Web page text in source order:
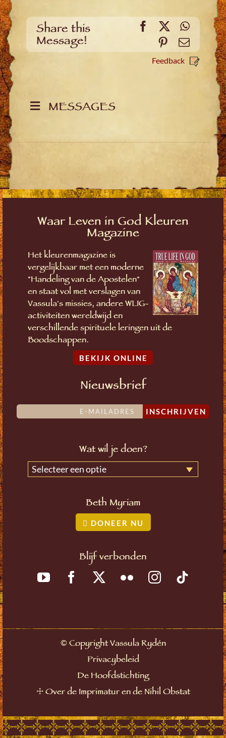
Share this
Message!
Facebook
X
PinterestEmail
Feedback
MESSAGES
Waar Leven in God Kleuren
Magazine
Het kleurenmagazine is
vergelijkbaar met een moderne
"Handeling van de Apostelen"
en staat vol met verslagen van
Vassula's missies, andere WLIG-
activiteiten wereldwijd en
verschillende spirituele leringen uit de
Boodschappen.
BEKIJK ONLINE
Nieuwsbrief
INSCHRIJVEN
Wat wil je doen?
Selecteer een optie
Beth Myriam
DONEER NU
Blijf verbonden
©Copyright Vassula Rydén
Privacybeleid
De Hoofdstichting
☩ Over de Imprimatur en de Nihil Obstat